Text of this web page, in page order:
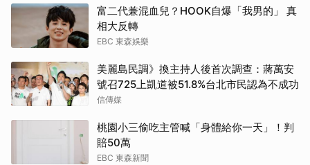
富二代兼混血兒？HOOK自爆「我男的」 真
相大反轉
EBC 東森娛樂
美麗島民調》換主持人後首次調查：蔣萬安
號召725上凱道被51.8%台北市民認為不成功
信傳媒
桃園小三偷吃主管喊「身體給你一天」！判
賠50萬
EBC 東森新聞